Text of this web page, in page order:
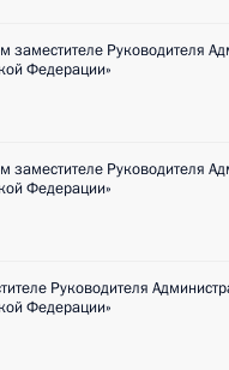
Руководителя
Федерации»
Руководителя
Федерации»
Руководителя
Федерации»